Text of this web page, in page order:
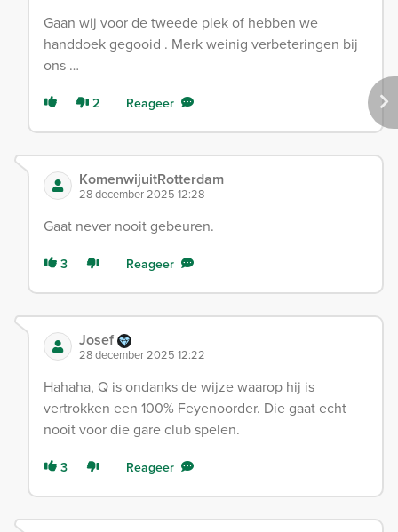
Gaan wij voor de tweede plek of hebben we
handdoek gegooid . Merk weinig verbeteringen bij
ons …
2 Reageer
KomenwijuitRotterdam
28 december 2025 12:28
Gaat never nooit gebeuren.
3 Reageer
Josef
28 december 2025 12:22
Hahaha, Q is ondanks de wijze waarop hij is
vertrokken een 100% Feyenoorder. Die gaat echt
nooit voor die gare club spelen.
3 Reageer